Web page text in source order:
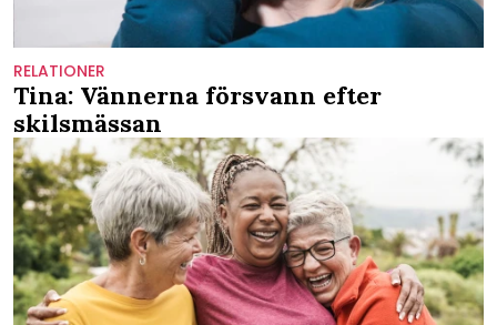
RELATIONER
Tina: Vännerna försvann efter
skilsmässan